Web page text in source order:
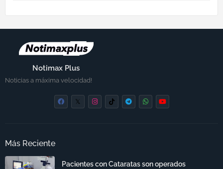
Notimax Plus
Noticias a máxima velocidad!
Más Reciente
Pacientes con Cataratas son operados